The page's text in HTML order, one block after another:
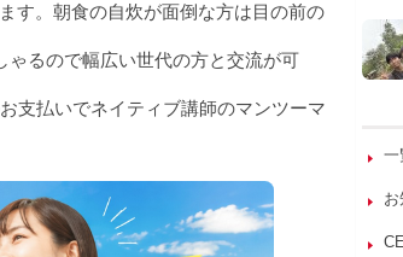
す。朝食の自炊が面倒な方は目の前の
るので幅広い世代の方と交流が可
支払いでネイティブ講師のマンツーマ
一
お